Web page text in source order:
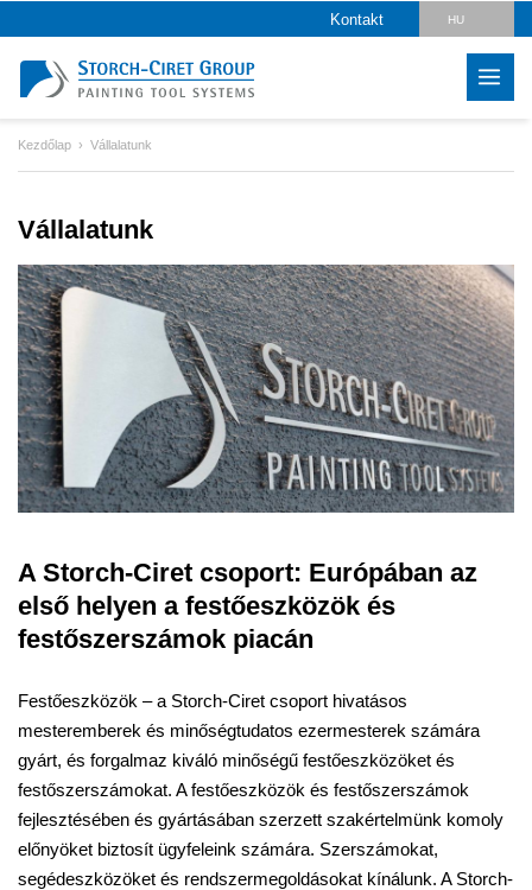
Kontakt HU
RO
LV
IT
FR
ES
Kezdőlap Vállalatunk
Vállalatunk
A Storch-Ciret csoport: Európában az
első helyen a festőeszközök és
festőszerszámok piacán
Festőeszközök – a Storch-Ciret csoport hivatásos
mesteremberek és minőségtudatos ezermesterek számára
gyárt, és forgalmaz kiváló minőségű festőeszközöket és
festőszerszámokat. A festőeszközök és festőszerszámok
fejlesztésében és gyártásában szerzett szakértelmünk komoly
előnyöket biztosít ügyfeleink számára. Szerszámokat,
segédeszközöket és rendszermegoldásokat kínálunk. A Storch-